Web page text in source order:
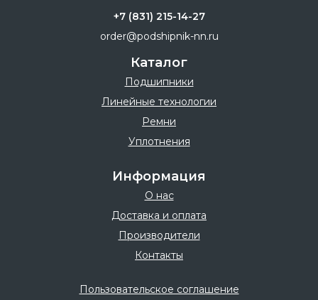
+7 (831) 215-14-27
order@podshipnik-nn.ru
Каталог
Подшипники
Линейные технологии
Ремни
Уплотнения
Информация
О нас
Доставка и оплата
Производители
Контакты
Пользовательское соглашение